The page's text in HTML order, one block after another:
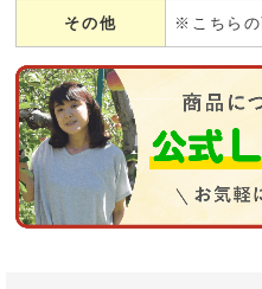
その他 ※こちらの